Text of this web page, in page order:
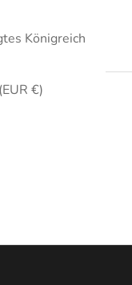
Königreich
€)